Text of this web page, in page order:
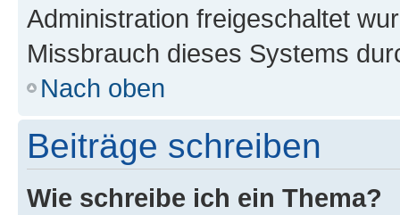
Administration freigeschaltet
Missbrauch dieses Systems
Nach oben
Beiträge schreiben
Wie schreibe ich ein Thema?